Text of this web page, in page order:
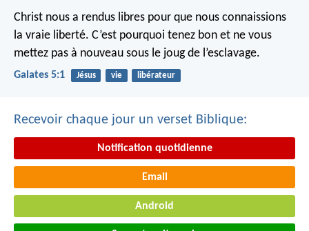
Christ nous a rendus libres pour que nous connaissions
la vraie liberté. C’est pourquoi tenez bon et ne vous
mettez pas à nouveau sous le joug de l’esclavage.
Galates 5:1 Jésus vie libérateur
Recevoir chaque jour un verset Biblique:
Notification quotidienne
Email
Android